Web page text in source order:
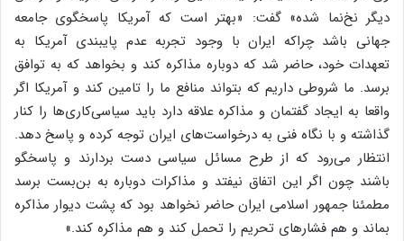
دیگر نخ‌نما شده» گفت: «بهتر است که آمریکا پاسخگوی جامعه
جهانی باشد چراکه ایران با وجود تجربه عدم پایبندی آمریکا به
تعهدات خود، حاضر شد که دوباره مذاکره کند و بخواهد که به توافق
برسد. ما شروطی داریم که بتواند منافع ما را تامین کند و آمریکا اگر
واقعا به ایجاد گفتمان و مذاکره علاقه دارد باید سیاسی‌کاری‌ها را کنار
گذاشته و با نگاه فنی به درخواست‌های ایران توجه کرده و پاسخ دهد.
انتظار می‌رود که از طرح مسائل سیاسی دست بردارند و پاسخگو
باشند چون اگر این اتفاق نیفتد و مذاکرات دوباره به بن‌بست برسد
مطمئنا جمهور اسلامی ایران حاضر نخواهد بود که پشت دیوار مذاکره
بماند و هم فشارهای تحریم را تحمل کند و هم مذاکره کند.»